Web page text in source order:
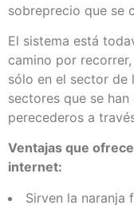
sobreprecio que se
El sistema está
camino por
sólo en el sector de
sectores que se
perecederos a
Ventajas que
internet:
Sirven la naranja